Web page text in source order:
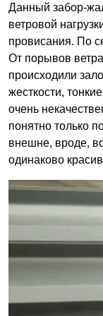
Данный забор-
ветровой
провисания. По
От порывов
происходили
жесткости,
очень
понятно только
внешне, вроде,
одинаково